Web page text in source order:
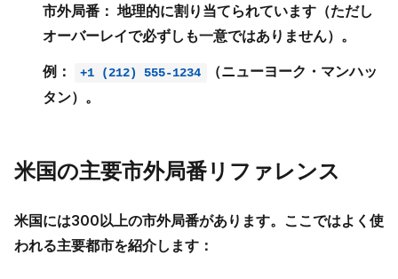
市外局番： 地理的に割り当てられています（ただし
オーバーレイで必ずしも一意ではありません）。
例：
+1 (212) 555-1234
（ニューヨーク・マンハッ
タン）。
米国の主要市外局番リファレンス
米国には300以上の市外局番があります。ここではよく使
われる主要都市を紹介します：